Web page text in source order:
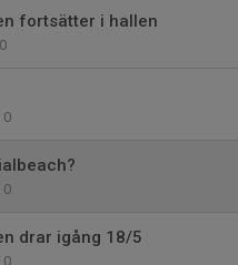
fortsätter i hallen
0
0
0
drar igång 18/5
0